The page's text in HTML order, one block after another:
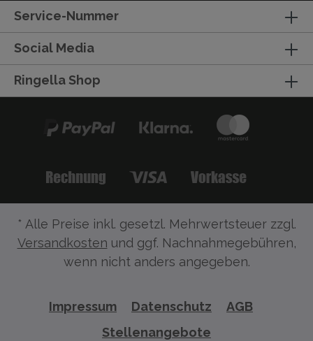
Service-Nummer
Social Media
Ringella Shop
* Alle Preise inkl. gesetzl. Mehrwertsteuer zzgl.
Versandkosten und ggf. Nachnahmegebühren,
wenn nicht anders angegeben.
Impressum Datenschutz
AGB
Stellenangebote